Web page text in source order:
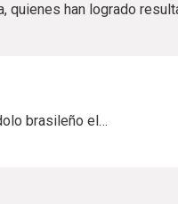
quienes han logrado
“Tiene todo para ser campeona del mundo”: ídolo brasileño elogió a la Selección Colombia